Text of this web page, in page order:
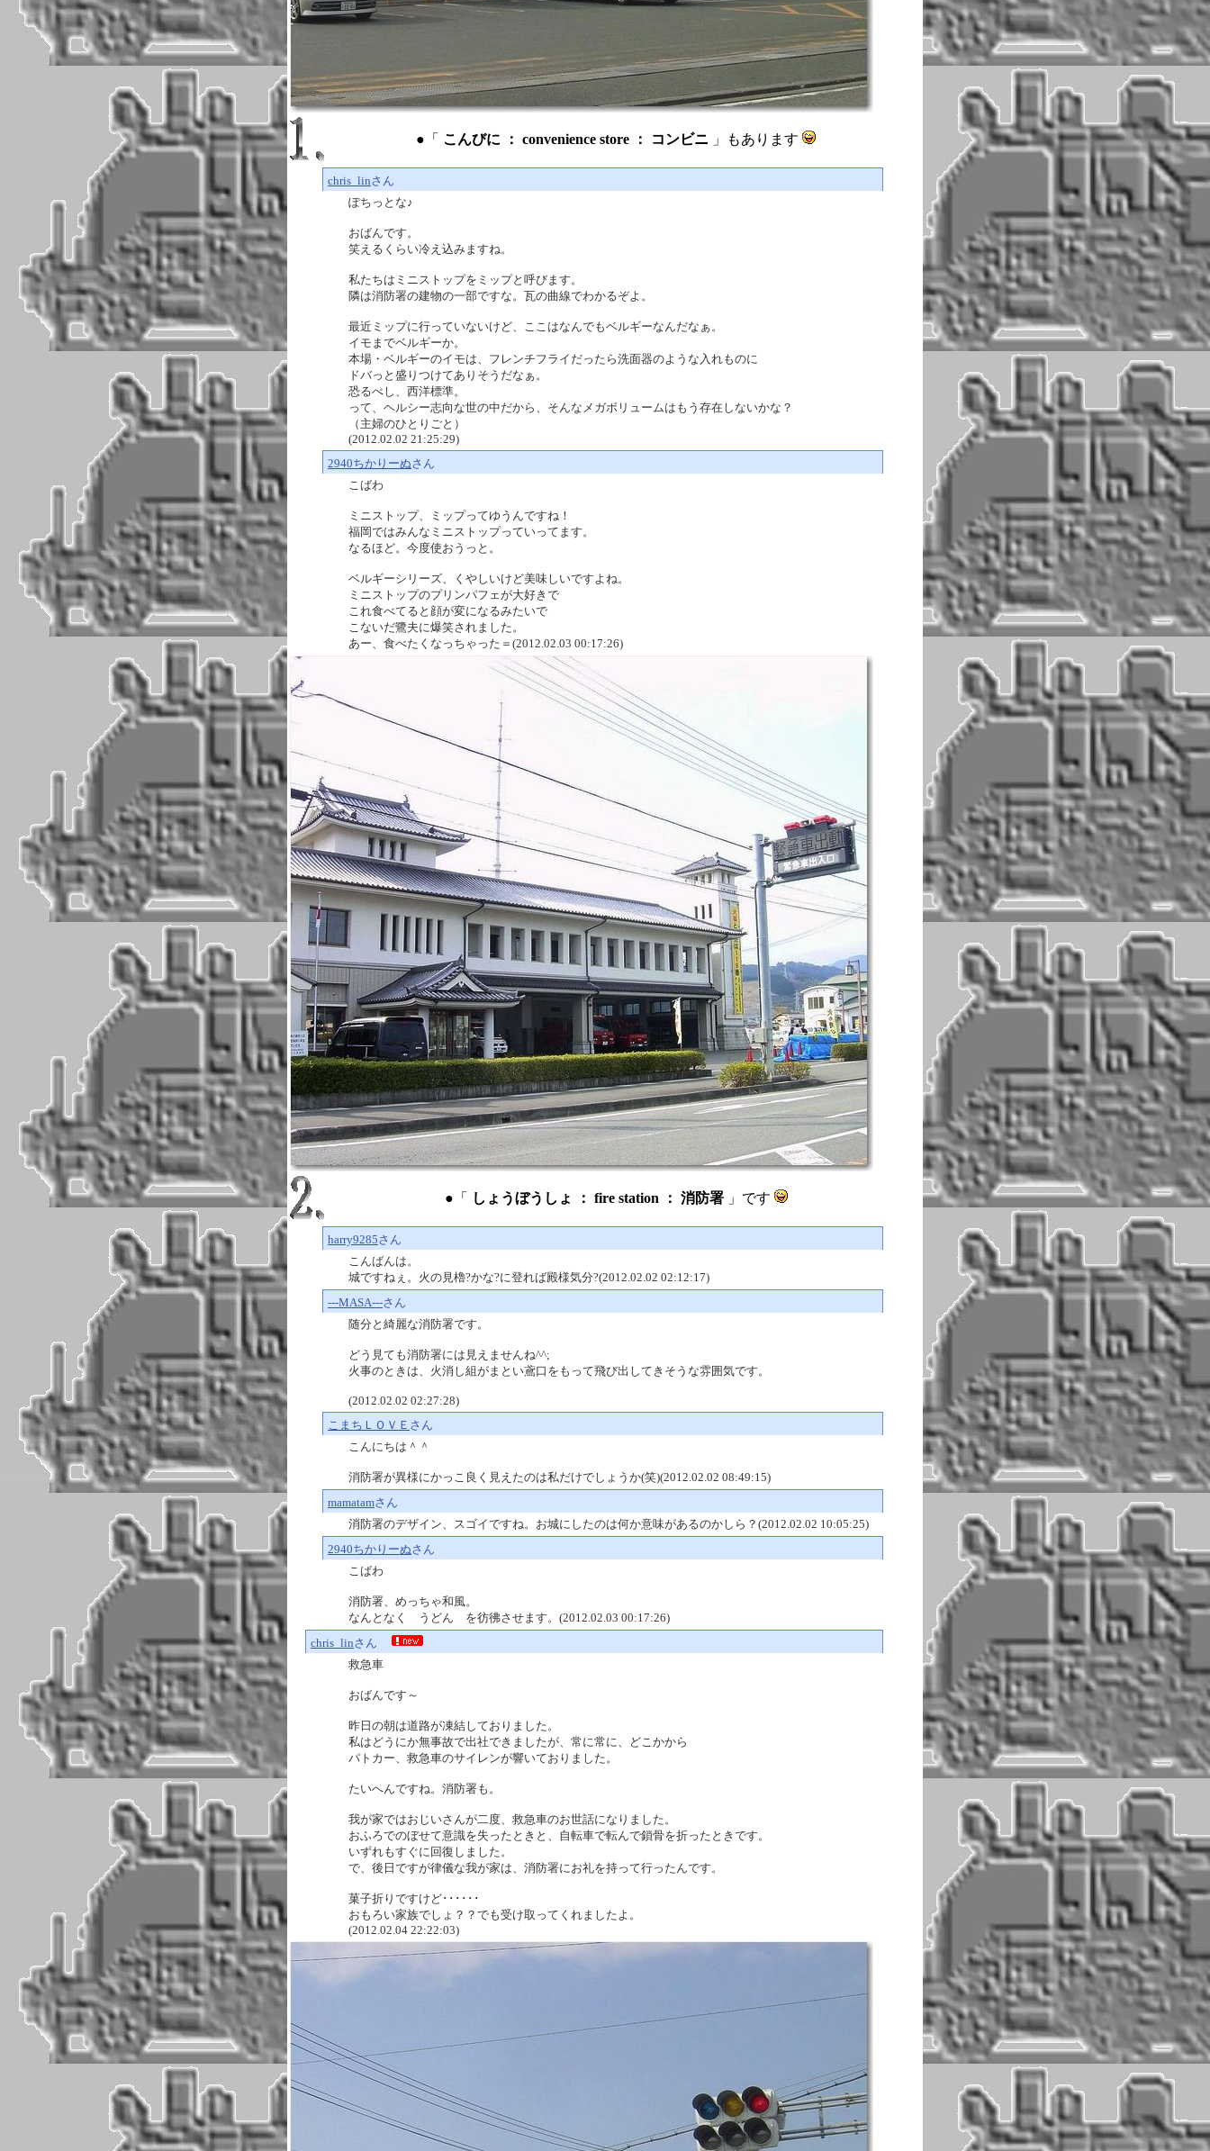
●「 こんびに ： convenience store ： コンビニ 」もあります
chris_linさん
ぽちっとな♪
おばんです。
笑えるくらい冷え込みますね。
私たちはミニストップをミップと呼びます。
隣は消防署の建物の一部ですな。瓦の曲線でわかるぞよ。
最近ミップに行っていないけど、ここはなんでもベルギーなんだなぁ。
イモまでベルギーか。
本場・ベルギーのイモは、フレンチフライだったら洗面器のような入れものに
ドバっと盛りつけてありそうだなぁ。
恐るべし、西洋標準。
って、ヘルシー志向な世の中だから、そんなメガボリュームはもう存在しないかな？
（主婦のひとりごと）
(2012.02.02 21:25:29)
2940ちかりーぬさん
こばわ
ミニストップ、ミップってゆうんですね！
福岡ではみんなミニストップっていってます。
なるほど。今度使おうっと。
ベルギーシリーズ、くやしいけど美味しいですよね。
ミニストップのプリンパフェが大好きで
これ食べてると顔が変になるみたいで
こないだ鷺夫に爆笑されました。
あー、食べたくなっちゃった＝(2012.02.03 00:17:26)
●「 しょうぼうしょ ： fire station ： 消防署」です
harry9285さん
こんばんは。
城ですねぇ。火の見櫓?かな?に登れば殿様気分?(2012.02.02 02:12:17)
---MASA---さん
随分と綺麗な消防署です。
どう見ても消防署には見えませんね^^;
火事のときは、火消し組がまとい鳶口をもって飛び出してきそうな雰囲気です。
(2012.02.02 02:27:28)
こまちＬＯＶＥ さん
こんにちは＾＾
消防署が異様にかっこ良く見えたのは私だけでしょうか(笑)(2012.02.02 08:49:15)
mamatamさん
消防署のデザイン、スゴイですね。お城にしたのは何か意味があるのかしら？(2012.02.02 10:05:25)
2940ちかりーぬさん
こばわ
消防署、めっちゃ和風。
なんとなく うどん を彷彿させます。(2012.02.03 00:17:26)
chris_linさん
救急車
おばんです～
昨日の朝は道路が凍結しておりました。
私はどうにか無事故で出社できましたが、常に常に、どこかから
パトカー、救急車のサイレンが響いておりました。
たいへんですね。消防署も。
我が家ではおじいさんが二度、救急車のお世話になりました。
おふろでのぼせて意識を失ったときと、自転車で転んで鎖骨を折ったときです。
いずれもすぐに回復しました。
で、後日ですが律儀な我が家は、消防署にお礼を持って行ったんです。
菓子折りですけど･･････
おもろい家族でしょ？？でも受け取ってくれましたよ。
(2012.02.04 22:22:03)